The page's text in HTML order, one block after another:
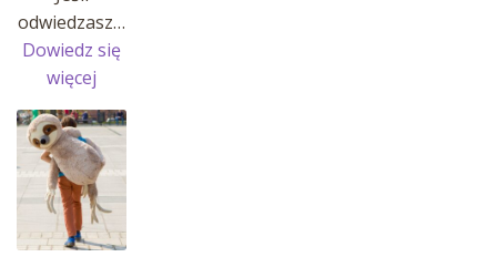
odwiedzasz…
Dowiedz się
więcej
MANATY
W
AFRYKARIUM
!